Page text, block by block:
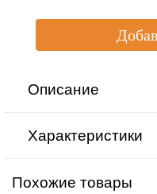
Описание
Характеристики
Похожие товары